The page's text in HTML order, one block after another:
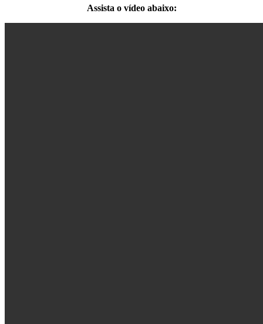
Assista o vídeo abaixo: